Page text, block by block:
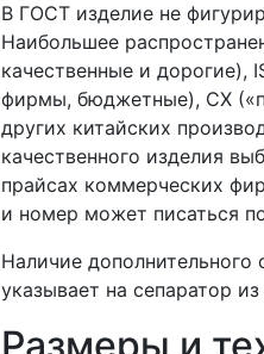
В ГОСТ изделие не
Наибольшее
качественные и дорогие),
фирмы, бюджетные), CX
других китайских
качественного изделия
прайсах коммерческих
и номер может писаться
Наличие
указывает на сепаратор